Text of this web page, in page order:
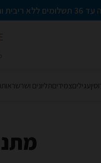
עד 36 תשלומים ללא ריבית והצמדה | משלוחים חינם!
עגיליםצמידיםתליונים ושרשראות